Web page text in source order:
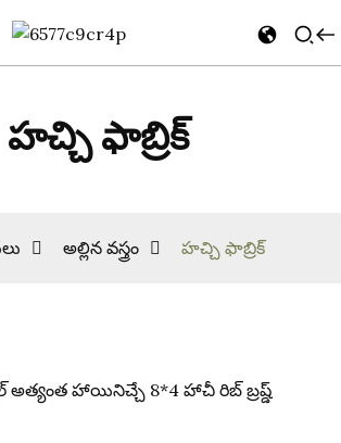
హచ్చి ఫాబ్రిక్
అల్లిన వస్త్రం హచ్చి ఫాబ్రిక్